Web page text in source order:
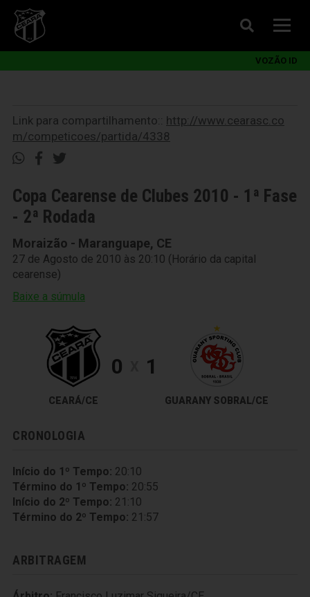
VOZÃO ID
Link para compartilhamento:: http://www.cearasc.co
m/competicoes/partida/4338
Copa Cearense de Clubes 2010 - 1ª Fase
- 2ª Rodada
Moraizão - Maranguape, CE
27 de Agosto de 2010 às 20:10 (Horário da capital
cearense)
Baixe a súmula
CEARÁ/CE
0 1
GUARANY SOBRAL/CE
CRONOLOGIA
Início do 1º Tempo: 20:10
Término do 1º Tempo: 20:55
Início do 2º Tempo: 21:10
Término do 2º Tempo: 21:57
ARBITRAGEM